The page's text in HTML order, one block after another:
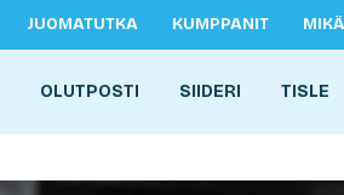
JUOMATUTKA KUMPPANIT
OLUTPOSTI SIIDERI TISLE